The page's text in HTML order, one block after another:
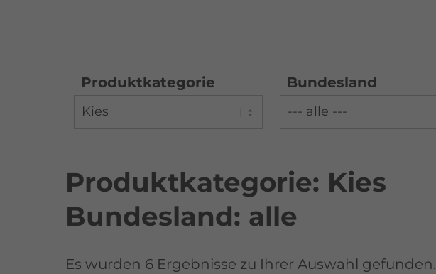
Produktkategorie Bundesland
Produktkategorie: Kies
Bundesland: alle
Es wurden 6 Ergebnisse zu Ihrer Auswahl gefunden.